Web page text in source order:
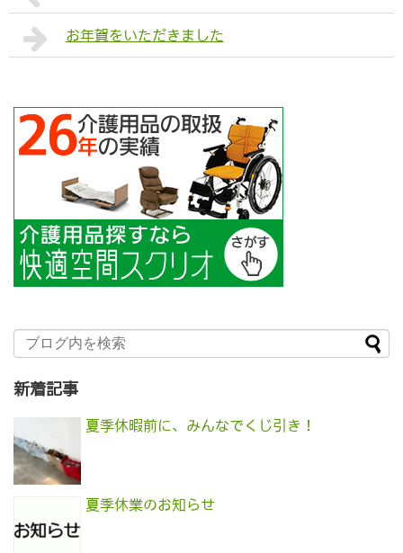
お年賀をいただきました
新着記事
夏季休暇前に、みんなでくじ引き！
夏季休業のお知らせ